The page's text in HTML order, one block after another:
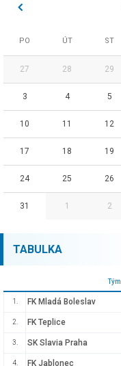
PO ÚT ST
27 28 29
3 4 5
10 11 12
17 18 19
24 25 26
31 1 2
TABULKA
Tým
1. FK Mladá Boleslav
2. FK Teplice
3. SK Slavia Praha
4. FK Jablonec